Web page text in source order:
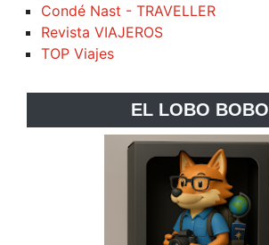
Condé Nast - TRAVELLER
Revista VIAJEROS
TOP Viajes
EL LOBO BOBO